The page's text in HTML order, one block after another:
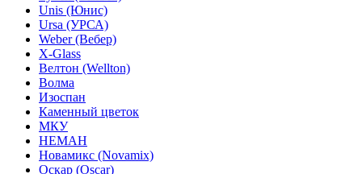
Unis (Юнис)
Ursa (УРСА)
Weber (Вебер)
X-Glass
Велтон (Wellton)
Волма
Изоспан
Каменный цветок
МКУ
НЕМАН
Новамикс (Novamix)
Оскар (Oscar)